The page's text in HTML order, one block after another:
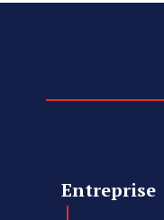
Entreprise